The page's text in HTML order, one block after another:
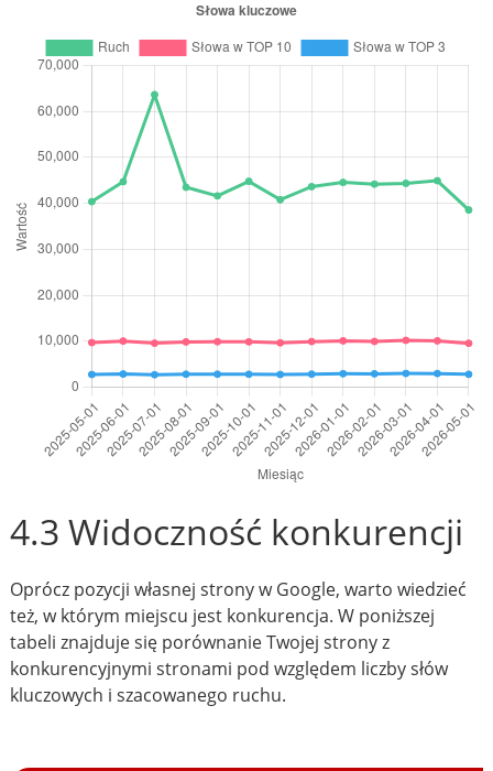
4.3 Widoczność konkurencji
Oprócz pozycji własnej strony w Google, warto wiedzieć
też, w którym miejscu jest konkurencja. W poniższej
tabeli znajduje się porównanie Twojej strony z
konkurencyjnymi stronami pod względem liczby słów
kluczowych i szacowanego ruchu.